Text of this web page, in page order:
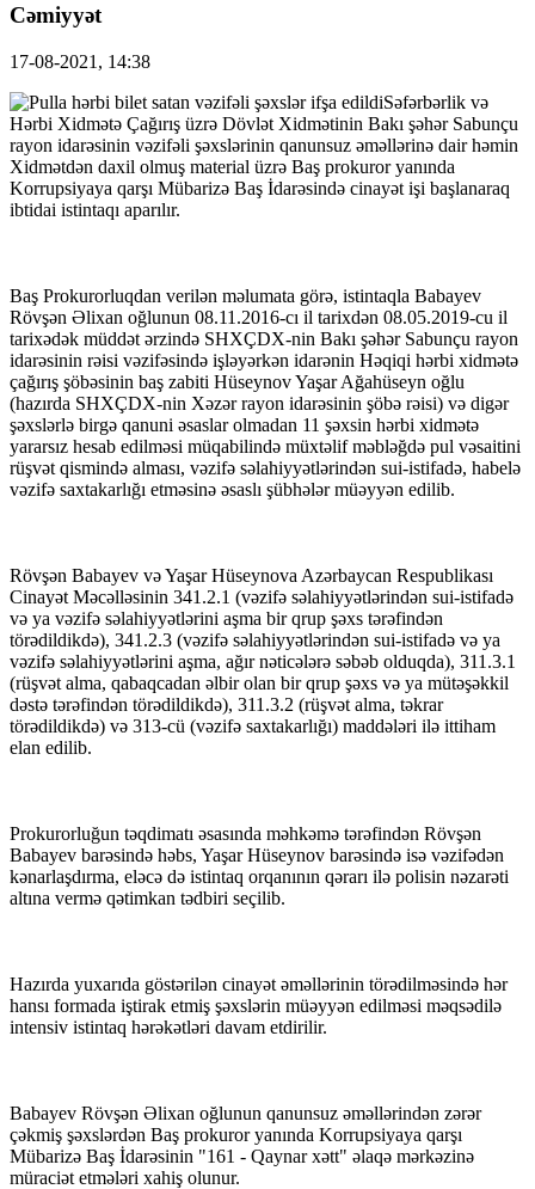
Cəmiyyət
17-08-2021, 14:38
Səfərbərlik və
Hərbi Xidmətə Çağırış üzrə Dövlət Xidmətinin Bakı şəhər Sabunçu
rayon idarəsinin vəzifəli şəxslərinin qanunsuz əməllərinə dair həmin
Xidmətdən daxil olmuş material üzrə Baş prokuror yanında
Korrupsiyaya qarşı Mübarizə Baş İdarəsində cinayət işi başlanaraq
ibtidai istintaqı aparılır.
Baş Prokurorluqdan verilən məlumata görə, istintaqla Babayev
Rövşən Əlixan oğlunun 08.11.2016-cı il tarixdən 08.05.2019-cu il
tarixədək müddət ərzində SHXÇDX-nin Bakı şəhər Sabunçu rayon
idarəsinin rəisi vəzifəsində işləyərkən idarənin Həqiqi hərbi xidmətə
çağırış şöbəsinin baş zabiti Hüseynov Yaşar Ağahüseyn oğlu
(hazırda SHXÇDX-nin Xəzər rayon idarəsinin şöbə rəisi) və digər
şəxslərlə birgə qanuni əsaslar olmadan 11 şəxsin hərbi xidmətə
yararsız hesab edilməsi müqabilində müxtəlif məbləğdə pul vəsaitini
rüşvət qismində alması, vəzifə səlahiyyətlərindən sui-istifadə, habelə
vəzifə saxtakarlığı etməsinə əsaslı şübhələr müəyyən edilib.
Rövşən Babayev və Yaşar Hüseynova Azərbaycan Respublikası
Cinayət Məcəlləsinin 341.2.1 (vəzifə səlahiyyətlərindən sui-istifadə
və ya vəzifə səlahiyyətlərini aşma bir qrup şəxs tərəfindən
törədildikdə), 341.2.3 (vəzifə səlahiyyətlərindən sui-istifadə və ya
vəzifə səlahiyyətlərini aşma, ağır nəticələrə səbəb olduqda), 311.3.1
(rüşvət alma, qabaqcadan əlbir olan bir qrup şəxs və ya mütəşəkkil
dəstə tərəfindən törədildikdə), 311.3.2 (rüşvət alma, təkrar
törədildikdə) və 313-cü (vəzifə saxtakarlığı) maddələri ilə ittiham
elan edilib.
Prokurorluğun təqdimatı əsasında məhkəmə tərəfindən Rövşən
Babayev barəsində həbs, Yaşar Hüseynov barəsində isə vəzifədən
kənarlaşdırma, eləcə də istintaq orqanının qərarı ilə polisin nəzarəti
altına vermə qətimkan tədbiri seçilib.
Hazırda yuxarıda göstərilən cinayət əməllərinin törədilməsində hər
hansı formada iştirak etmiş şəxslərin müəyyən edilməsi məqsədilə
intensiv istintaq hərəkətləri davam etdirilir.
Babayev Rövşən Əlixan oğlunun qanunsuz əməllərindən zərər
çəkmiş şəxslərdən Baş prokuror yanında Korrupsiyaya qarşı
Mübarizə Baş İdarəsinin "161 - Qaynar xətt" əlaqə mərkəzinə
müraciət etmələri xahiş olunur.